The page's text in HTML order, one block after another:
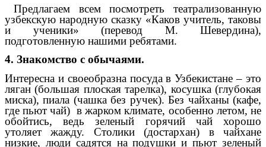
Предлагаем всем посмотреть театрализованную
узбекскую народную сказку «Каков учитель, таковы
и ученики» (перевод М. Шевердина),
подготовленную нашими ребятами.
4. Знакомство с обычаями.
Интересна и своеобразна посуда в Узбекистане – это
ляган (большая плоская тарелка), косушка (глубокая
миска), пиала (чашка без ручек). Без чайханы (кафе,
где пьют чай) в жарком климате, особенно летом, не
обойтись, ведь зеленый горячий чай хорошо
утоляет жажду. Столики (достархан) в чайхане
низкие, люди садятся на подушки и пьют зеленый